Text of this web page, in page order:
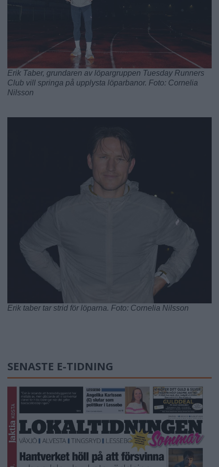
Erik Taber, grundaren av löpargruppen Tuesday Runners
Club vill springa på upplysta löparbanor. Foto: Cornelia
Nilsson
Erik taber tar strid för löparna. Foto: Cornelia Nilsson
SENASTE E-TIDNING